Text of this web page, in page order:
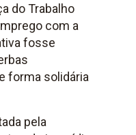
do Trabalho
com a
fosse
forma solidária
pela